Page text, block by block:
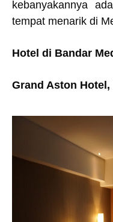
kebanyakannya
tempat menarik di
Hotel di Bandar
Grand Aston Hotel,